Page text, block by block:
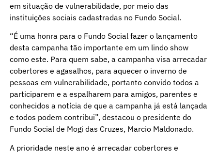
em situação de vulnerabilidade, por meio das
instituições sociais cadastradas no Fundo Social.
“É uma honra para o Fundo Social fazer o lançamento
desta campanha tão importante em um lindo show
como este. Para quem sabe, a campanha visa arrecadar
cobertores e agasalhos, para aquecer o inverno de
pessoas em vulnerabilidade, portanto convido todos a
participarem e a espalharem para amigos, parentes e
conhecidos a notícia de que a campanha já está lançada
e todos podem contribui”, destacou o presidente do
Fundo Social de Mogi das Cruzes, Marcio Maldonado.
A prioridade neste ano é arrecadar cobertores e